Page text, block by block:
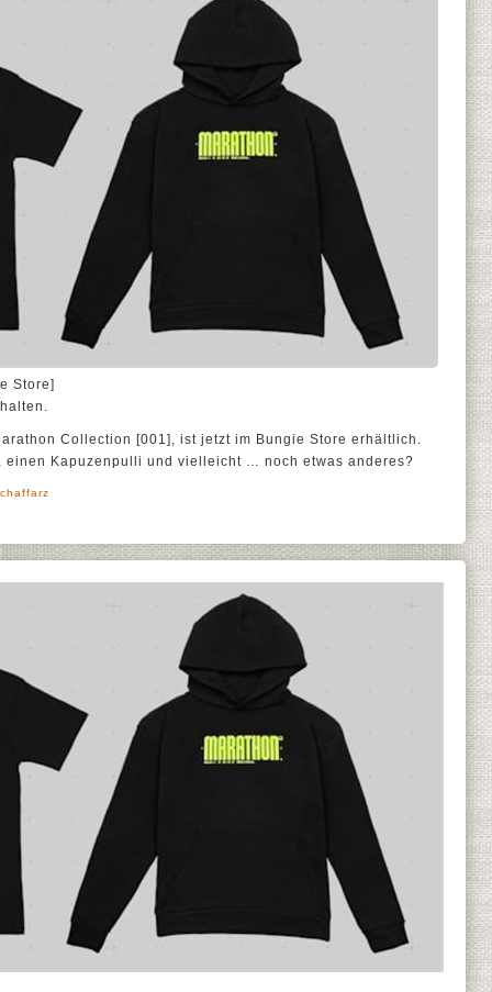
Store]
Collection [001], ist jetzt im Bungie Store erhältlich.
einen Kapuzenpulli und vielleicht … noch etwas anderes?